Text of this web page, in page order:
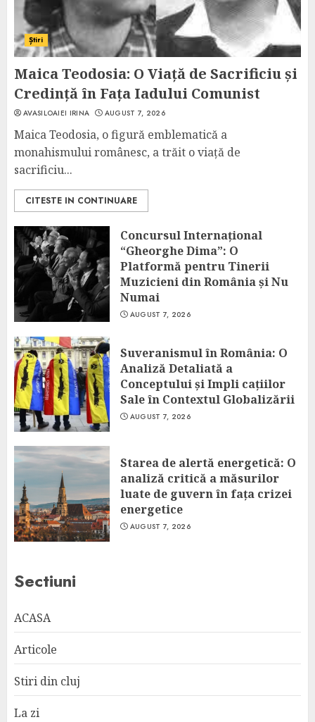
Știri
Maica Teodosia: O Viață de Sacrificiu și
Credință în Fața Iadului Comunist
AVASILOAIEI IRINA AUGUST 7, 2026
Maica Teodosia, o figură emblematică a
monahismului românesc, a trăit o viață de
sacrificiu...
CITESTE IN CONTINUARE
Concursul Internațional
“Gheorghe Dima”: O
Platformă pentru Tinerii
Muzicieni din România și Nu
Numai
AUGUST 7, 2026
Suveranismul în România: O
Analiză Detaliată a
Conceptului și Impli cațiilor
Sale în Contextul Globalizării
AUGUST 7, 2026
Starea de alertă energetică: O
analiză critică a măsurilor
luate de guvern în fața crizei
energetice
AUGUST 7, 2026
Sectiuni
ACASA
Articole
Stiri din cluj
La zi